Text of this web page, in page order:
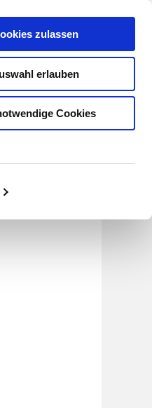
zulassen
erlauben
Cookies
Kundenlogin
Suche